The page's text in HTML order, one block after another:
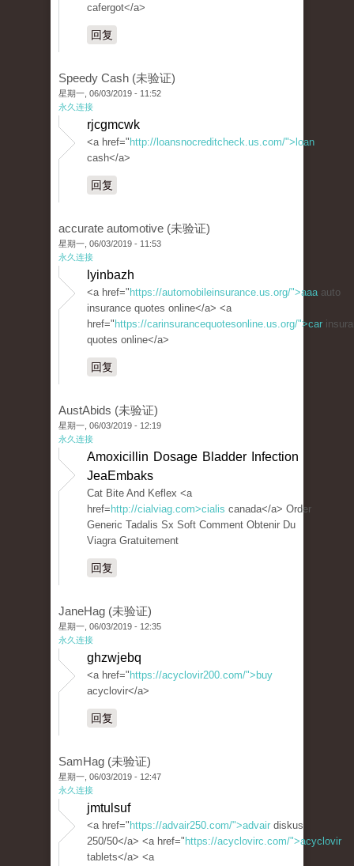
cafergot</a>
回复
Speedy Cash (未验证)
星期一, 06/03/2019 - 11:52
永久连接
rjcgmcwk
<a href=" http://loansnocreditcheck.us.com/">loan
cash</a>
回复
accurate automotive (未验证)
星期一, 06/03/2019 - 11:53
永久连接
lyinbazh
<a href=" https://automobileinsurance.us.org/">aaaauto
insurance quotes online</a> <a
href=" https://carinsurancequotesonline.us.org/">car
quotes online</a>
回复
AustAbids (未验证)
星期一, 06/03/2019 - 12:19
永久连接
Amoxicillin Dosage Bladder Infection
JeaEmbaks
Cat Bite And Keflex <a
href= http://cialviag.com>cialis canada</a> Order
Generic Tadalis Sx Soft Comment Obtenir Du
Viagra Gratuitement
回复
JaneHag (未验证)
星期一, 06/03/2019 - 12:35
永久连接
ghzwjebq
<a href=" https://acyclovir200.com/">buy
acyclovir</a>
回复
SamHag (未验证)
星期一, 06/03/2019 - 12:47
永久连接
jmtulsuf
<a href=" https://advair250.com/">advair diskus
250/50</a> <a href=" https://acyclovirc.com/">acyclovir
tablets</a> <a